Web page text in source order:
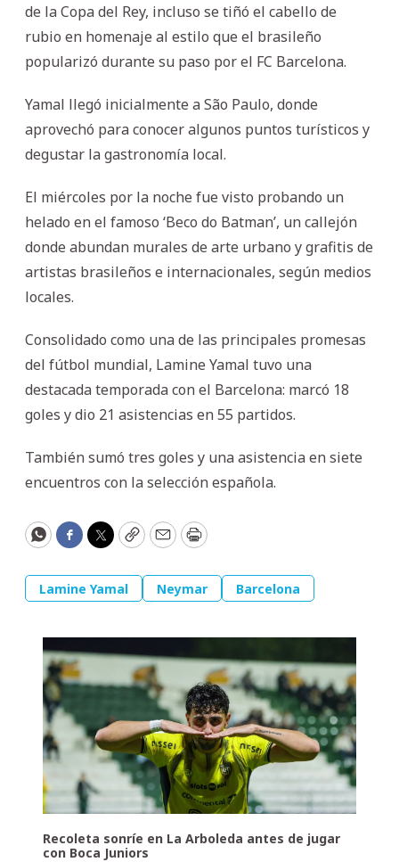
de la Copa del Rey, incluso se tiñó el cabello de
rubio en homenaje al estilo que el brasileño
popularizó durante su paso por el FC Barcelona.
Yamal llegó inicialmente a São Paulo, donde
aprovechó para conocer algunos puntos turísticos y
degustar la gastronomía local.
El miércoles por la noche fue visto probando un
helado en el famoso ‘Beco do Batman’, un callejón
donde abundan murales de arte urbano y grafitis de
artistas brasileños e internacionales, según medios
locales.
Consolidado como una de las principales promesas
del fútbol mundial, Lamine Yamal tuvo una
destacada temporada con el Barcelona: marcó 18
goles y dio 21 asistencias en 55 partidos.
También sumó tres goles y una asistencia en siete
encuentros con la selección española.
WhatsApp
Facebook
Twitter
CopyEmailPrint
Lamine Yamal Neymar Barcelona
Recoleta sonríe en La Arboleda antes de jugar
con Boca Juniors